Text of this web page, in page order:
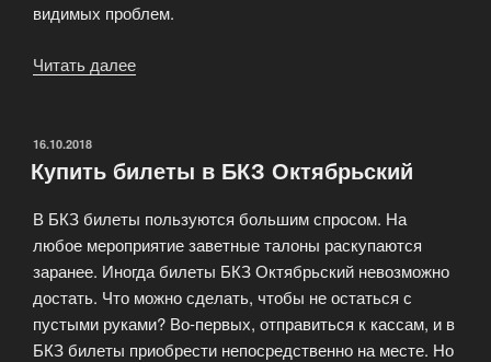
видимых проблем.
Читать далее
Фонтанке»
ОПУБЛИКОВАНО
16.10.2018
Купить билеты в БКЗ Октябрьский
В БКЗ билеты пользуются большим спросом. На
любое мероприятие заветные талоны раскупаются
заранее. Иногда билеты БКЗ Октябрьский невозможно
достать. Что можно сделать, чтобы не остаться с
пустыми руками? Во-первых, отправиться к кассам, и в
БКЗ билеты приобрести непосредственно на месте. Но